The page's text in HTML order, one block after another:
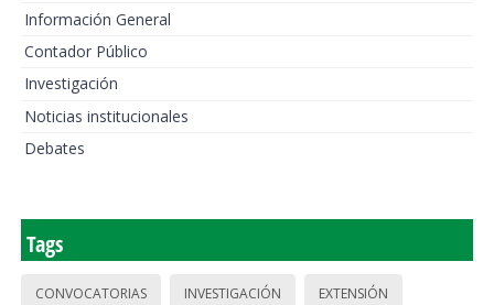
Información General
Contador Público
Investigación
Noticias institucionales
Debates
Tags
CONVOCATORIAS INVESTIGACIÓN EXTENSIÓN